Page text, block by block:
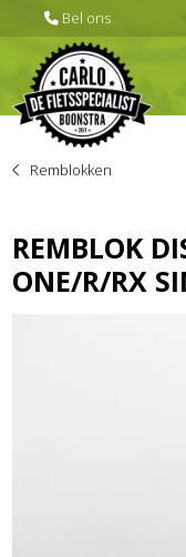
Remblokken
REMBLOK
ONE/R/RX